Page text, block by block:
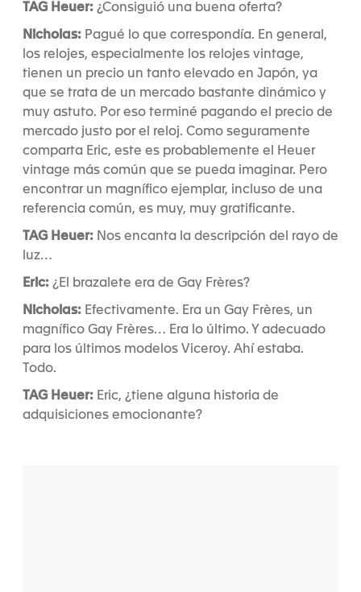
TAG Heuer: ¿Consiguió una buena oferta?
Nicholas: Pagué lo que correspondía. En general,
los relojes, especialmente los relojes vintage,
tienen un precio un tanto elevado en Japón, ya
que se trata de un mercado bastante dinámico y
muy astuto. Por eso terminé pagando el precio de
mercado justo por el reloj. Como seguramente
comparta Eric, este es probablemente el Heuer
vintage más común que se pueda imaginar. Pero
encontrar un magnífico ejemplar, incluso de una
referencia común, es muy, muy gratificante.
TAG Heuer: Nos encanta la descripción del rayo de
luz…
Eric: ¿El brazalete era de Gay Frères?
Nicholas: Efectivamente. Era un Gay Frères, un
magnífico Gay Frères… Era lo último. Y adecuado
para los últimos modelos Viceroy. Ahí estaba.
Todo.
TAG Heuer: Eric, ¿tiene alguna historia de
adquisiciones emocionante?